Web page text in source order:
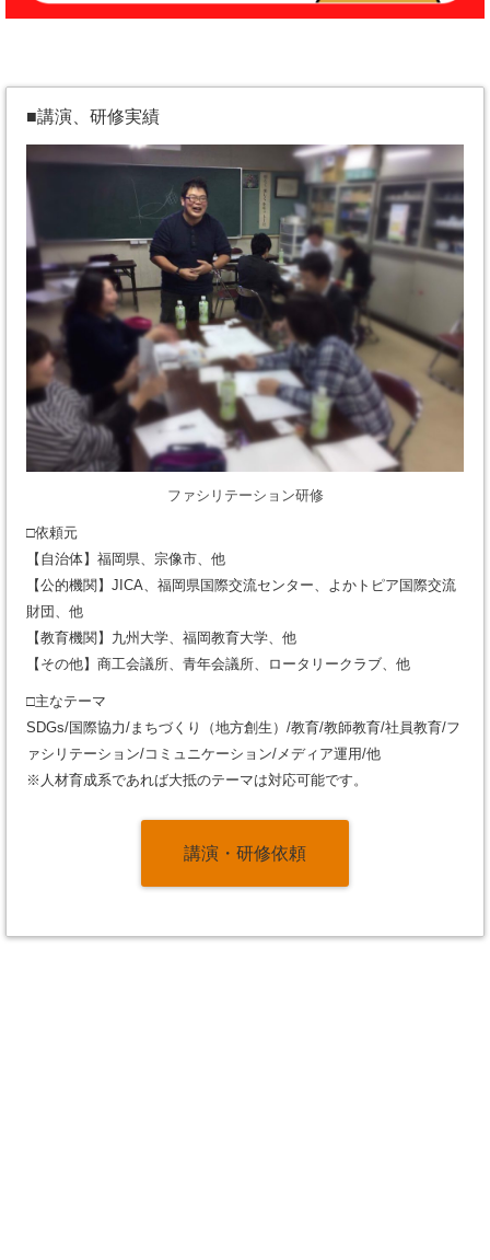
■講演、研修実績
ファシリテーション研修
□依頼元
【自治体】福岡県、宗像市、他
【公的機関】JICA、福岡県国際交流センター、よかトピア国際交流
財団、他
【教育機関】九州大学、福岡教育大学、他
【その他】商工会議所、青年会議所、ロータリークラブ、他
□主なテーマ
SDGs/国際協力/まちづくり（地方創生）/教育/教師教育/社員教育/フ
ァシリテーション/コミュニケーション/メディア運用/他
※人材育成系であれば大抵のテーマは対応可能です。
講演・研修依頼